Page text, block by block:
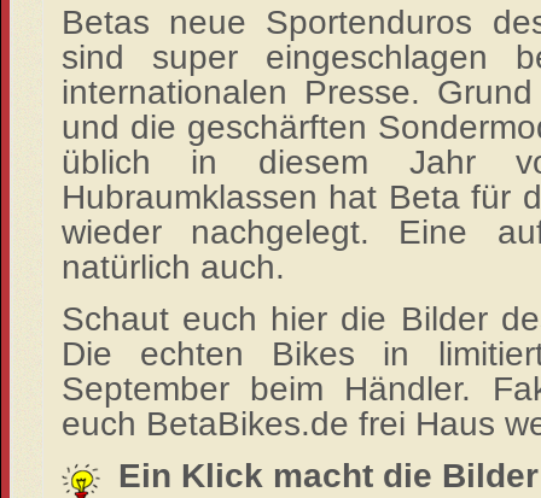
Betas neue Sportenduros
sind super eingeschlagen
internationalen Presse.
und die geschärften
üblich in diesem Jahr
Hubraumklassen hat Betafür
wieder nachgelegt. Eine
natürlich auch.
Schaut euch hier die Bilder
Die echten Bikes in
September beim Händler.
euch BetaBikes.de frei Haus
Ein Klick macht die